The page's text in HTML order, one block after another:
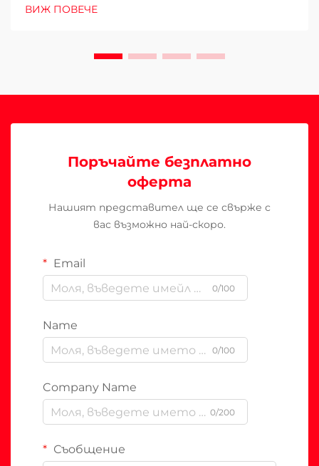
ВИЖ ПОВЕЧЕ
Поръчайте безплатно
оферта
Нашият представител ще се свърже с
вас възможно най-скоро.
Email
0/100
Name
0/100
Company Name
0/200
Съобщение